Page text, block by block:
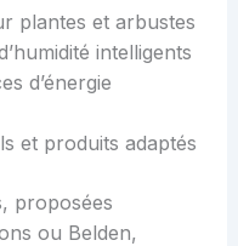
plantes et arbustes
intelligents
d’énergie
et produits adaptés
proposées
ou Belden,